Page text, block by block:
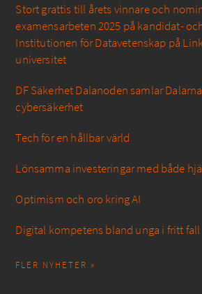
Stort grattis till årets vinnare och
examensarbeten 2025 på kandidat-
Institutionen för Datavetenskap på
universitet
DF Säkerhet Dalanoden samlar
cybersäkerhet
Tech för en hållbar värld
Lönsamma investeringar med både
Optimism och oro kring AI
Digital kompetens bland unga i fritt fall
FLER NYHETER »